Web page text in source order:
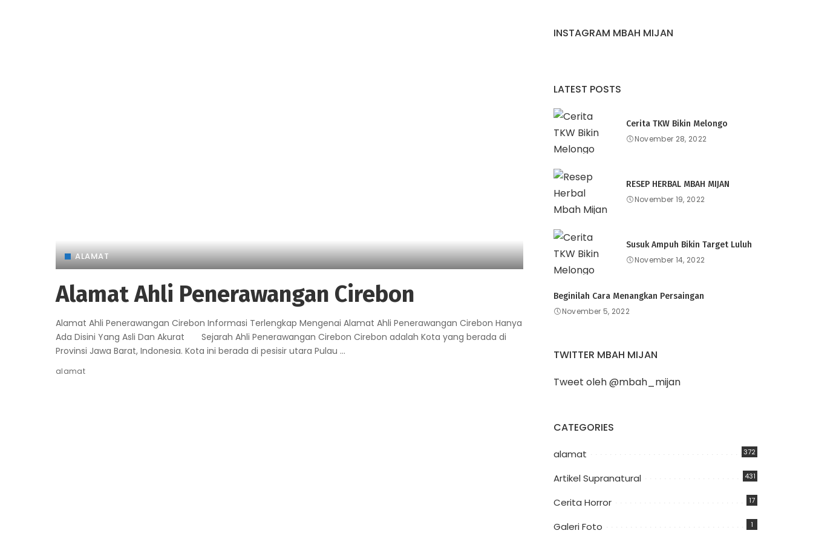
ALAMAT
Alamat Ahli Penerawangan Cirebon
Alamat Ahli Penerawangan Cirebon Informasi Terlengkap Mengenai Alamat Ahli Penerawangan Cirebon Hanya
Ada Disini Yang Asli Dan Akurat Sejarah Ahli Penerawangan Cirebon Cirebon adalah Kota yang berada di
Provinsi Jawa Barat, Indonesia. Kota ini berada di pesisir utara Pulau ...
alamat
INSTAGRAM MBAH MIJAN
LATEST POSTS
Cerita TKW Bikin Melongo
November 28, 2022
RESEP HERBAL MBAH MIJAN
November 19, 2022
Susuk Ampuh Bikin Target Luluh
November 14, 2022
Beginilah Cara Menangkan Persaingan
November 5, 2022
TWITTER MBAH MIJAN
Tweet oleh @mbah_mijan
CATEGORIES
alamat 372
Artikel Supranatural 431
Cerita Horror 17
Galeri Foto 1